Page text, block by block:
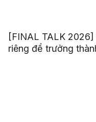
[FINAL TALK
riêng để trưởng